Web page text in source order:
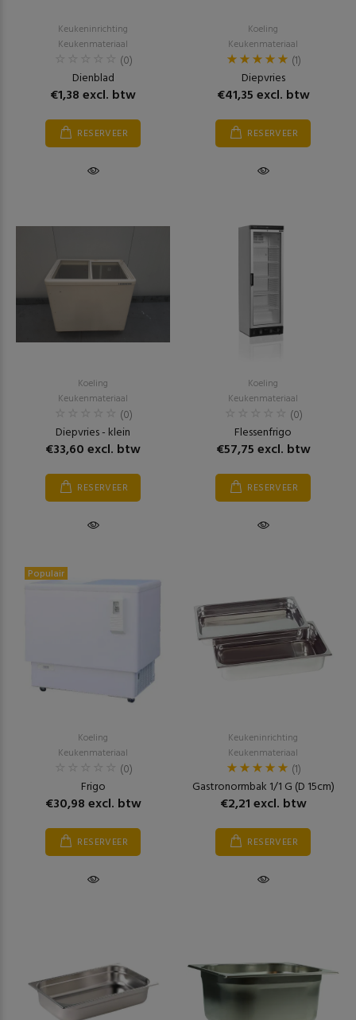
Keukeninrichting
Keukenmateriaal
(0)
Dienblad
€1,38 excl. btw
RESERVEER
Koeling
Keukenmateriaal
(1)
Diepvries
€41,35 excl. btw
RESERVEER
Koeling
Keukenmateriaal
(0)
Diepvries - klein
€33,60 excl. btw
RESERVEER
Koeling
Keukenmateriaal
(0)
Flessenfrigo
€57,75 excl. btw
RESERVEER
Populair
Koeling
Keukenmateriaal
(0)
Frigo
€30,98 excl. btw
RESERVEER
Keukeninrichting
Keukenmateriaal
(1)
Gastronormbak 1/1 G (D 15cm)
€2,21 excl. btw
RESERVEER